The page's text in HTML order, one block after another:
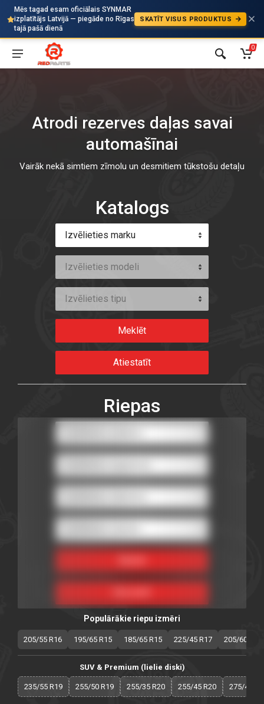
Mēs tagad esam oficiālais SYNMAR
izplatītājs Latvijā — piegāde no Rīgas
tajā pašā dienā
SKATĪT VISUS PRODUKTUS
Auto
0
Atrodi rezerves daļas savai
automašīnai
Vairāk nekā simtiem zīmolu un desmitiem tūkstošu detaļu
Katalogs
Izvēlieties marku
Izvēlieties modeli
Izvēlieties tipu
Riepas
Populārākie riepu izmēri
205/55 R16 195/65 R15 185/65 R15 225/45 R17 205/60 R16
SUV & Premium (lielie diski)
235/55 R19 255/50 R19 255/35 R20 255/45 R20 275/40